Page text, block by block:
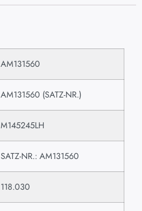
AM131560
AM131560 (SATZ-NR.)
M145245LH
SATZ-NR.: AM131560
118.030